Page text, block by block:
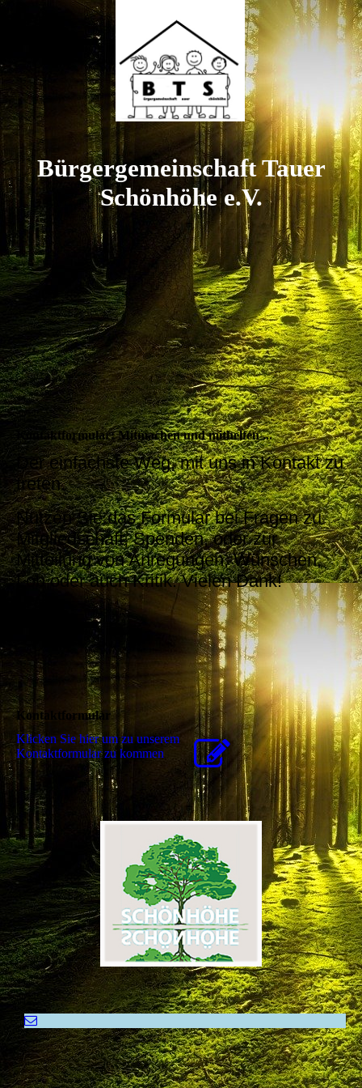
Bürgergemeinschaft Tauer
Schönhöhe e.V.
Kontaktformular: Mitmachen und mithelfen ...
Der einfachste Weg, mit uns in Kontakt zu
treten.
Nutzen Sie das Formular bei Fragen zu
Mitgliedschaft, Spenden, oder zur
Mitteilung von Anregungen, Wünschen,
Lob oder auch Kritik. Vielen Dank!
Kontaktformular
Klicken Sie hier um zu unserem
Kon­takt­for­mu­lar zu kommen